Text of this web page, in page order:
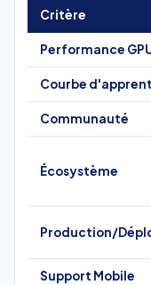
Critère
Performance
Courbe
Communauté
Écosystème
Production/
Support Mobile